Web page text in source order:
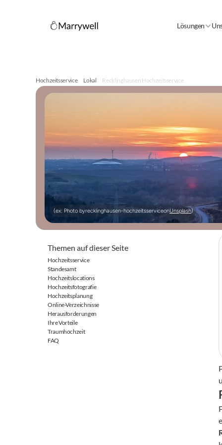
Lösungen
Hochzeitsservice Lokal Recklinghausen Hochzeitsservice
(ex: Photo byrecklinghausen-hochzeitsserviceonUnsplash)
Themen auf dieser Seite
Hochzeitsservice
Standesamt
Hochzeitslocations
Hochzeitsfotografie
Hochzeitsplanung
Online-Verzeichnisse
Herausforderungen
Ihre Vorteile
Traumhochzeit
FAQ